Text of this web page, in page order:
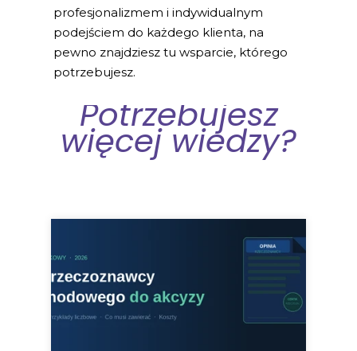
profesjonalizmem i indywidualnym
podejściem do każdego klienta, na
pewno znajdziesz tu wsparcie, którego
potrzebujesz.
Potrzebujesz
więcej wiedzy?